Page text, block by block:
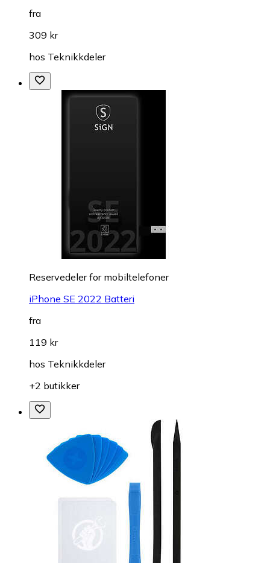
fra
309 kr
hos Teknikkdeler
Reservedeler for mobiltelefoner
iPhone SE 2022 Batteri
fra
119 kr
hos Teknikkdeler
+2 butikker